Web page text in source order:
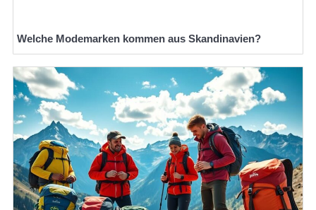
Welche Modemarken kommen aus Skandinavien?